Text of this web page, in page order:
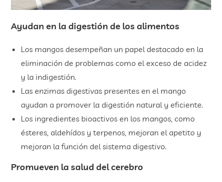
Ayudan en la digestión de los alimentos
Los mangos desempeñan un papel destacado en la
eliminación de problemas como el exceso de acidez
y la indigestión.
Las enzimas digestivas presentes en el mango
ayudan a promover la digestión natural y eficiente.
Los ingredientes bioactivos en los mangos, como
ésteres, aldehídos y terpenos, mejoran el apetito y
mejoran la función del sistema digestivo.
Promueven la salud del cerebro